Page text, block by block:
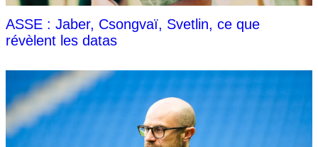
ASSE : Jaber, Csongvaï, Svetlin, ce que
révèlent les datas